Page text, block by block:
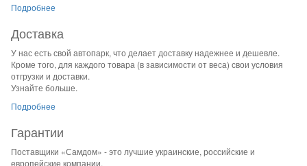
Подробнее
Доставка
У нас есть свой автопарк, что делает доставку надежнее и дешевле.
Кроме того, для каждого товара (в зависимости от веса) свои условия
отгрузки и доставки.
Узнайте больше.
Подробнее
Гарантии
Поставщики «Самдом» - это лучшие украинские, российские и
европейские компании.